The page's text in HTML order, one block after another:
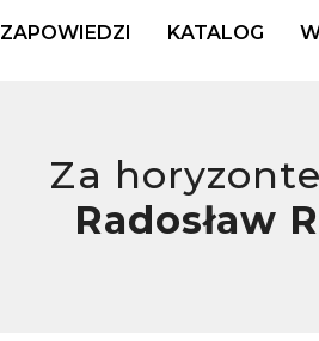
ZAPOWIEDZI KATALOG
Za
Radosław